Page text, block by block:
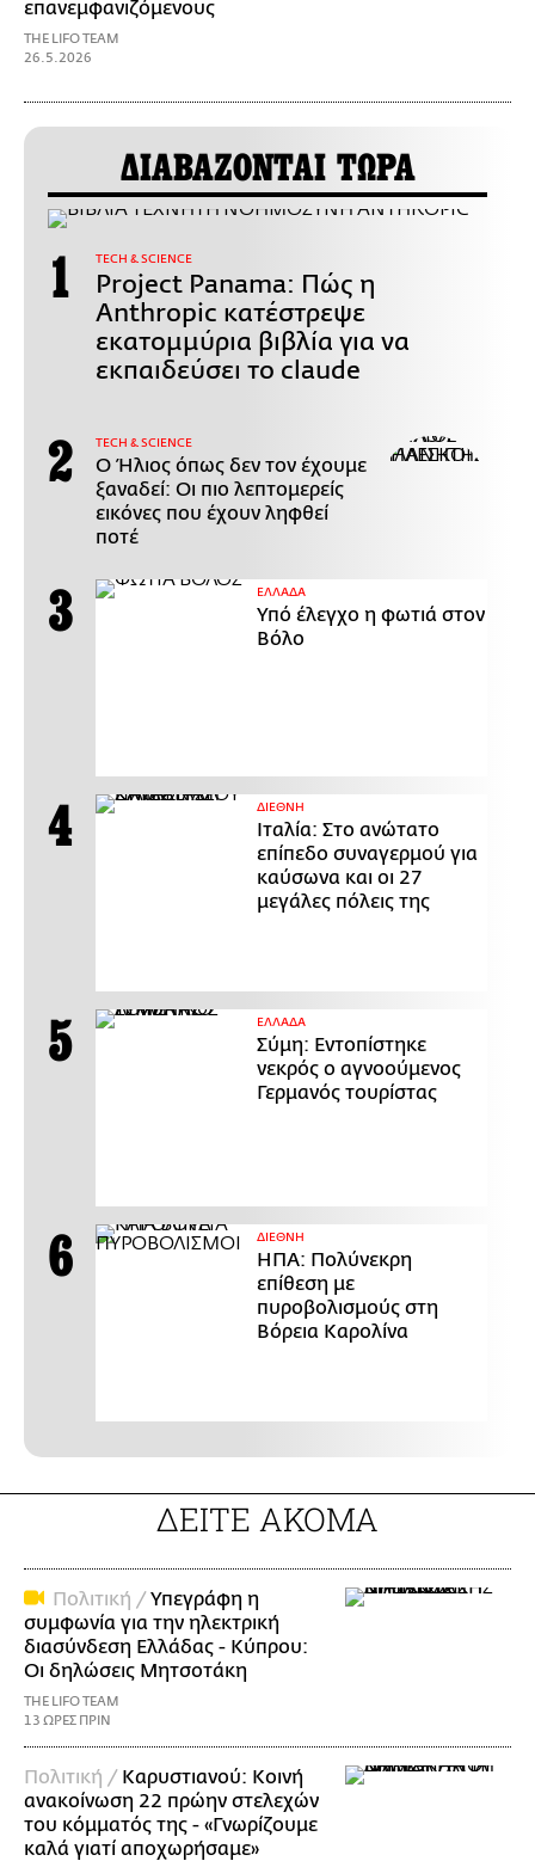
επανεμφανιζόμενους
THE LIFO TEAM
26.5.2026
ΔΙΑΒΑΖΟΝΤΑΙ ΤΩΡΑ
ΤECH & SCIENCE
Project Panama: Πώς η
Anthropic κατέστρεψε
εκατομμύρια βιβλία για να
εκπαιδεύσει το claude
ΤECH & SCIENCE
Ο Ήλιος όπως δεν τον έχουμε
ξαναδεί: Οι πιο λεπτομερείς
εικόνες που έχουν ληφθεί
ποτέ
ΕΛΛΑΔΑ
Υπό έλεγχο η φωτιά στον
Βόλο
ΔΙΕΘΝΗ
Ιταλία: Στο ανώτατο
επίπεδο συναγερμού για
καύσωνα και οι 27
μεγάλες πόλεις της
ΕΛΛΑΔΑ
Σύμη: Εντοπίστηκε
νεκρός ο αγνοούμενος
Γερμανός τουρίστας
ΔΙΕΘΝΗ
ΗΠΑ: Πολύνεκρη
επίθεση με
πυροβολισμούς στη
Βόρεια Καρολίνα
ΔΕΙΤΕ ΑΚΟΜΑ
Πολιτική /Υπεγράφη η
συμφωνία για την ηλεκτρική
διασύνδεση Ελλάδας - Κύπρου:
Οι δηλώσεις Μητσοτάκη
THE LIFO TEAM
13 ΩΡΕΣ ΠΡΙΝ
Πολιτική / Καρυστιανού: Κοινή
ανακοίνωση 22 πρώην στελεχών
του κόμματός της - «Γνωρίζουμε
καλά γιατί αποχωρήσαμε»